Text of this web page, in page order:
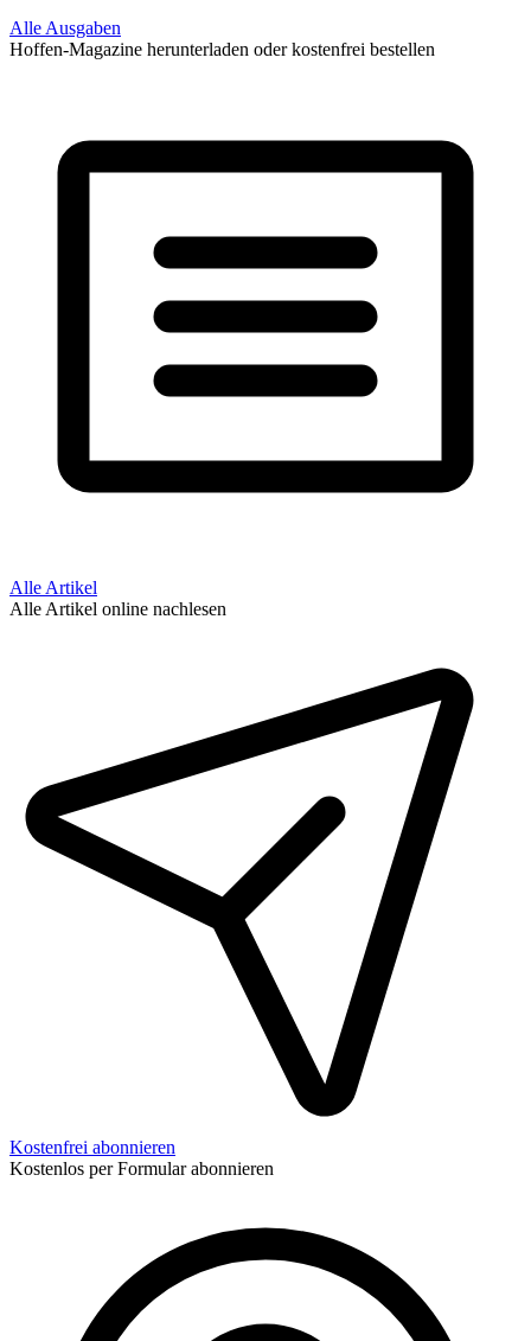
Alle Ausgaben
Hoffen-Magazine herunterladen oder kostenfrei bestellen
Alle Artikel
Alle Artikel online nachlesen
Kostenfrei abonnieren
Kostenlos per Formular abonnieren